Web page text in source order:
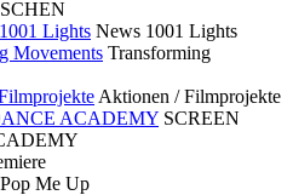
Lights News 1001 Lights
Movements Transforming
Aktionen / Filmprojekte
ACADEMY SCREEN
Pop Me Up